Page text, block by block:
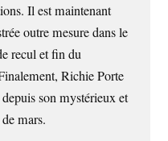
Il est maintenant
outre mesure dans le
recul et fin du
Richie Porte
son mystérieux et
mars.